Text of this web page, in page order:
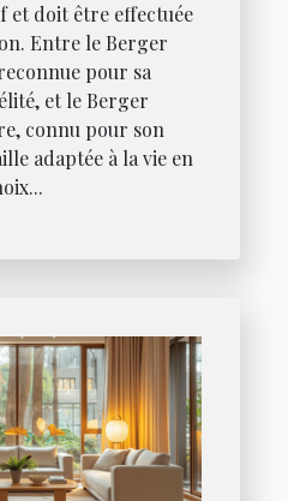
et doit être effectuée
Entre le Berger
pour sa
et le Berger
connu pour son
adaptée à la vie en